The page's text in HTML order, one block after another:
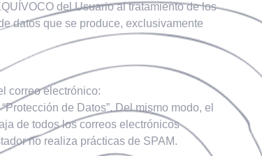
del Usuario al tratamiento de los
datos que se produce, exclusivamente
correo electrónico:
de Datos”. Del mismo modo, el
de todos los correos electrónicos
no realiza prácticas de SPAM.